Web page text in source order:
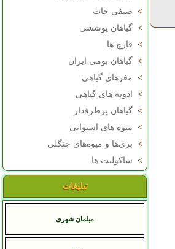
> صیفی جات
> گیاهان پوششی
> قارچ ها
> گیاهان بومی ایران
> مغزهای گیاهی
>
ادویه های گیاهی
> گیاهان پرطرفدار
> میوه های استوایی
> بری‌ها و میوه‌های جنگلی
> ساکولنت ها
تبلیغات
مبلمان شهری